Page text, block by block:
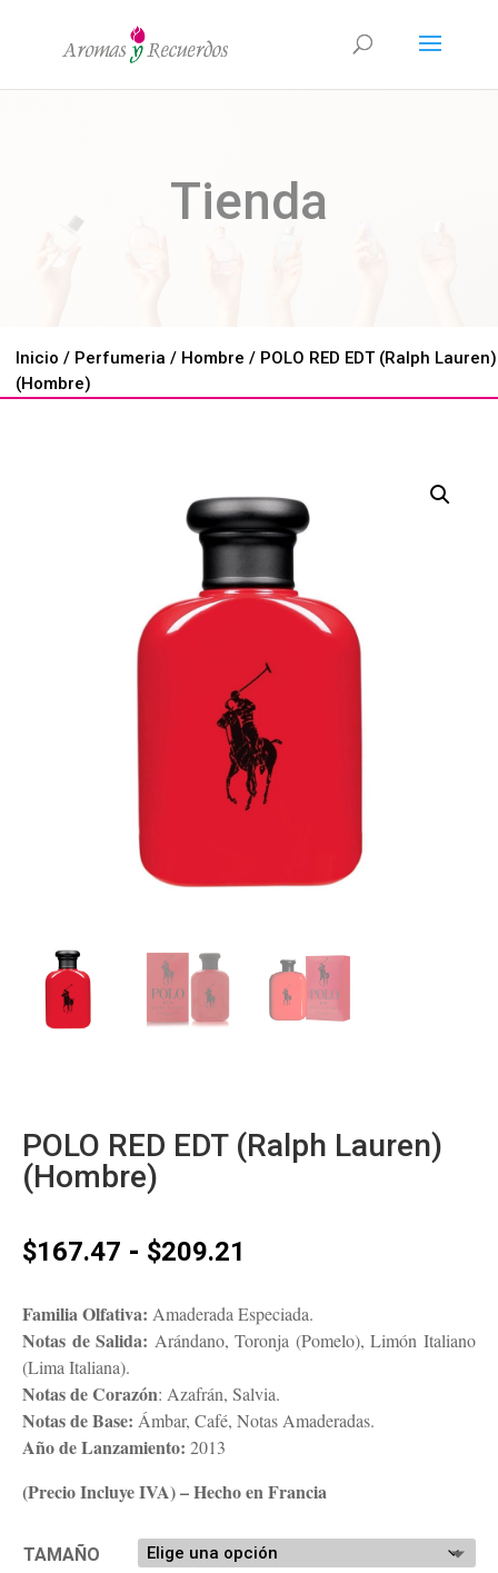
Tienda
Inicio / Perfumeria / Hombre / POLO RED EDT (Ralph Lauren)
(Hombre)
POLO RED EDT (Ralph Lauren)
(Hombre)
$167.47 - $209.21
precios:
desde
$167.47
$209.21
Familia Olfativa: Amaderada Especiada.
Notas de Salida: Arándano, Toronja (Pomelo), Limón Italiano
(Lima Italiana).
Notas de Corazón: Azafrán, Salvia.
Notas de Base: Ámbar, Café, Notas Amaderadas.
Año de Lanzamiento: 2013
(Precio Incluye IVA) – Hecho en Francia
TAMAÑO